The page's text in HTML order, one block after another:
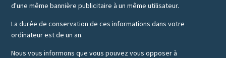
d'une même bannière publicitaire à un même utilisateur.
La durée de conservation de ces informations dans votre
ordinateur est de un an.
Nous vous informons que vous pouvez vous opposer à